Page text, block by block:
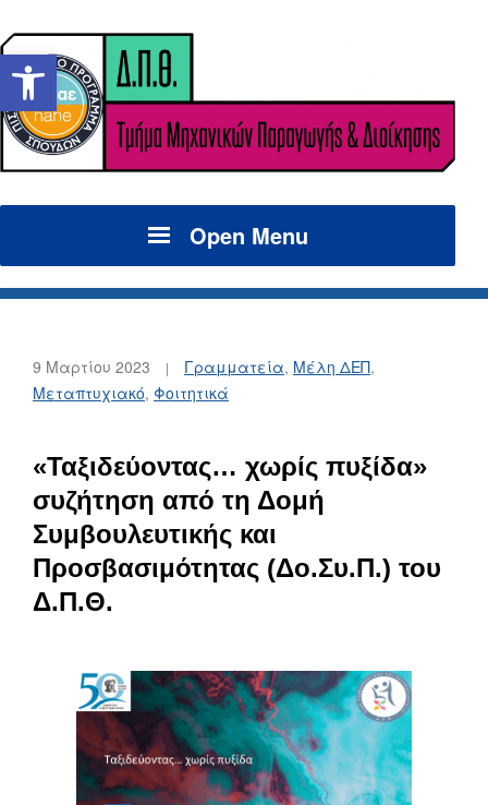
Ανοίξτε τη γραμμή εργαλείων
Open Menu
9 Μαρτίου 2023 Γραμματεία, Μέλη ΔΕΠ,
Μεταπτυχιακό, Φοιτητικά
«Ταξιδεύοντας… χωρίς πυξίδα»
συζήτηση από τη Δομή
Συμβουλευτικής και
Προσβασιμότητας (Δο.Συ.Π.) του
Δ.Π.Θ.